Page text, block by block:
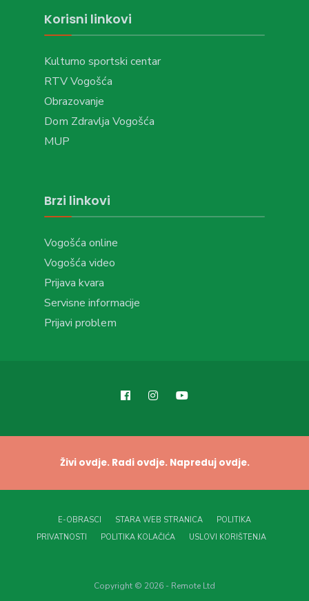
Korisni linkovi
Kulturno sportski centar
RTV Vogošća
Obrazovanje
Dom Zdravlja Vogošća
MUP
Brzi linkovi
Vogošća online
Vogošća video
Prijava kvara
Servisne informacije
Prijavi problem
Živi ovdje. Radi ovdje. Napreduj ovdje.
E-OBRASCI STARA WEB STRANICA
POLITIKA
PRIVATNOSTI
POLITIKA KOLAČIĆA USLOVI KORIŠTENJA
Copyright © 2026 - Remote Ltd